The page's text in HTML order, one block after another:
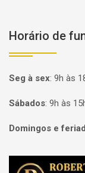
Horário de
Seg à sex: 9h às
Sábados: 9h às
Domingos e
Página inicial